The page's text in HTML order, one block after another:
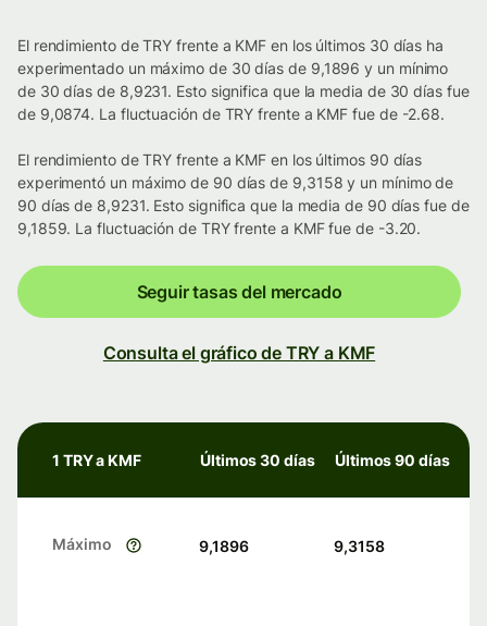
El rendimiento de TRY frente a KMF en los últimos 30 días ha
experimentado un máximo de 30 días de 9,1896 y un mínimo
de 30 días de 8,9231. Esto significa que la media de 30 días fue
de 9,0874. La fluctuación de TRY frente a KMF fue de -2.68.
El rendimiento de TRY frente a KMF en los últimos 90 días
experimentó un máximo de 90 días de 9,3158 y un mínimo de
90 días de 8,9231. Esto significa que la media de 90 días fue de
9,1859. La fluctuación de TRY frente a KMF fue de -3.20.
Seguir tasas del mercado
Consulta el gráfico de TRY a KMF
1 TRY a KMF Últimos 30 días Últimos 90 días
Máximo 9,1896 9,3158